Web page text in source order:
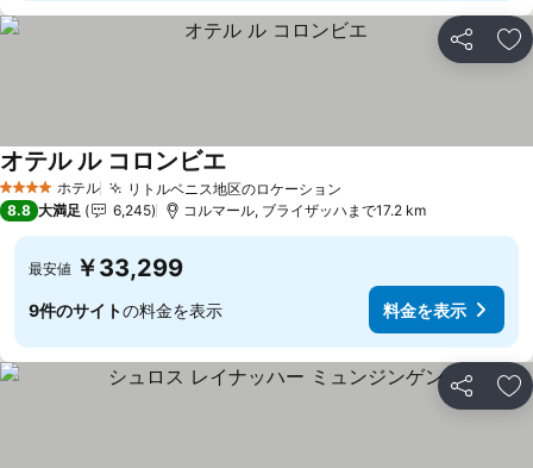
シェア お
4 ホテルのランク
ホテル リトルベニス地区のロケーション
オテル ル コロンビエ料金を表示
8.8 大満足 6,245 コルマール, ブライザッハまで17.2 km
最安値 ￥33,299
9件のサイトの料金を表示 料金を表示
シェア お